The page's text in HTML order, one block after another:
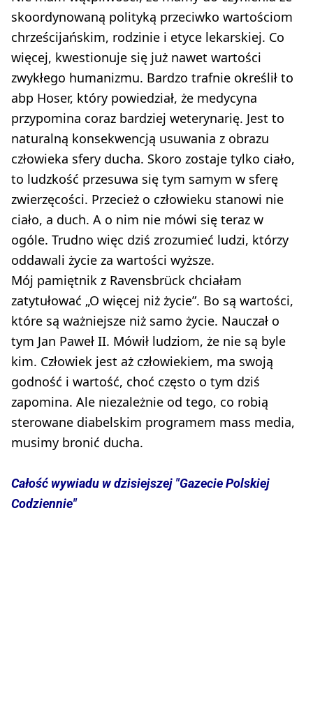
skoordynowaną polityką przeciwko wartościom
chrześcijańskim, rodzinie i etyce lekarskiej. Co
więcej, kwestionuje się już nawet wartości
zwykłego humanizmu. Bardzo trafnie określił to
abp Hoser, który powiedział, że medycyna
przypomina coraz bardziej weterynarię. Jest to
naturalną konsekwencją usuwania z obrazu
człowieka sfery ducha. Skoro zostaje tylko ciało,
to ludzkość przesuwa się tym samym w sferę
zwierzęcości. Przecież o człowieku stanowi nie
ciało, a duch. A o nim nie mówi się teraz w
ogóle. Trudno więc dziś zrozumieć ludzi, którzy
oddawali życie za wartości wyższe.
Mój pamiętnik z Ravensbrück chciałam
zatytułować „O więcej niż życie”. Bo są wartości,
które są ważniejsze niż samo życie. Nauczał o
tym Jan Paweł II. Mówił ludziom, że nie są byle
kim. Człowiek jest aż człowiekiem, ma swoją
godność i wartość, choć często o tym dziś
zapomina. Ale niezależnie od tego, co robią
sterowane diabelskim programem mass media,
musimy bronić ducha.
Całość wywiadu w dzisiejszej "Gazecie Polskiej
Codziennie"